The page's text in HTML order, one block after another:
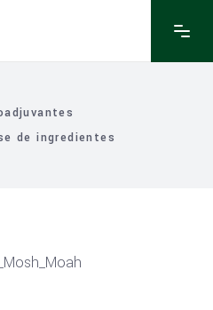
de ingredientes